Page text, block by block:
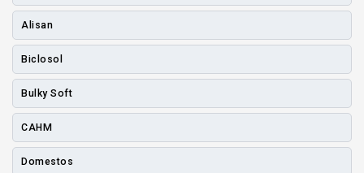
Alisan
Biclosol
Bulky Soft
CAHM
Domestos